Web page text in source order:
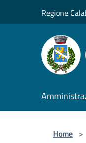
Regione
Home >